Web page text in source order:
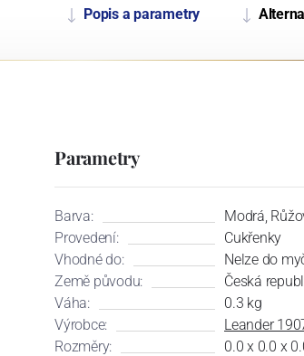
Popis a parametry
Parametry
Barva:
Modrá,
Provedení:
Cukřenky
Vhodné do:
Nelze do
Země původu:
Česká
Váha:
0.3 kg
Výrobce:
Leander
Rozměry:
0.0 x 0.0 x